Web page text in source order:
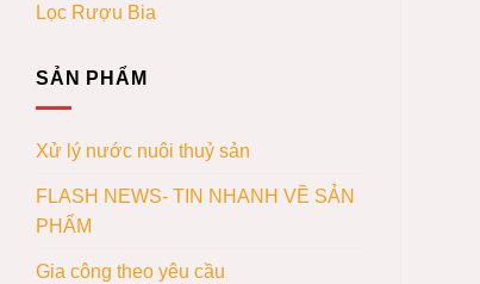
Lọc Rượu Bia
SẢN PHẨM
Xử lý nước nuôi thuỷ sản
FLASH NEWS- TIN NHANH VỀ SẢN
PHẨM
Gia công theo yêu cầu